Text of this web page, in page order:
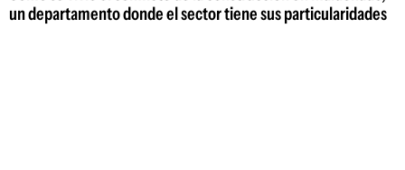
un departamento donde el sector tiene sus particularidades